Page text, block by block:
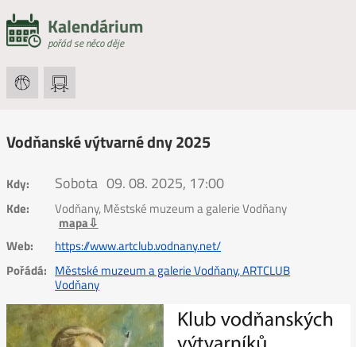
Kalendárium
pořád se něco děje
Vodňanské výtvarné dny 2025
Kdy: Sobota 09. 08. 2025, 17:00
Kde: Vodňany, Městské muzeum a galerie Vodňany
mapa⇩
Web:
https://www.artclub.vodnany.net/
Pořádá: Městské muzeum a galerie Vodňany, ARTCLUB
Vodňany